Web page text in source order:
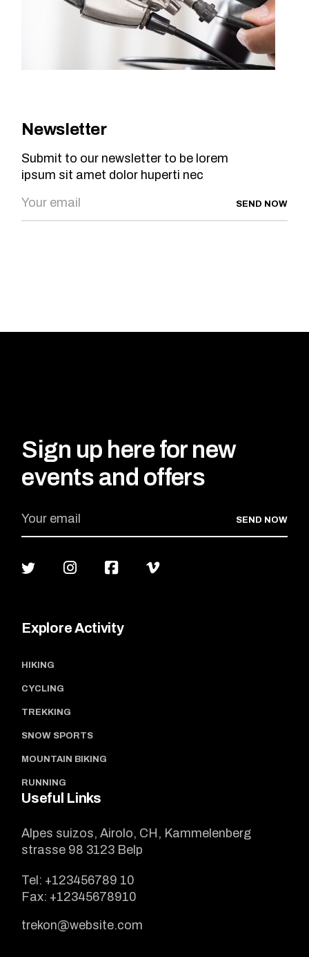
Newsletter
Submit to our newsletter to be lorem
ipsum sit amet dolor huperti nec
SEND NOW
Sign up here for new
events and offers
SEND NOW
Explore Activity
HIKING
CYCLING
TREKKING
SNOW SPORTS
MOUNTAIN BIKING
RUNNING
Useful Links
Alpes suizos, Airolo, CH, Kammelenberg
strasse 98 3123 Belp
Tel: +123456789 10
Fax: +12345678910
trekon@website.com